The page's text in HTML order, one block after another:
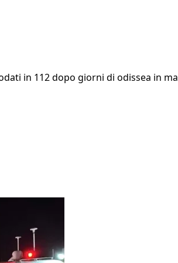
in 112 dopo giorni di odissea in